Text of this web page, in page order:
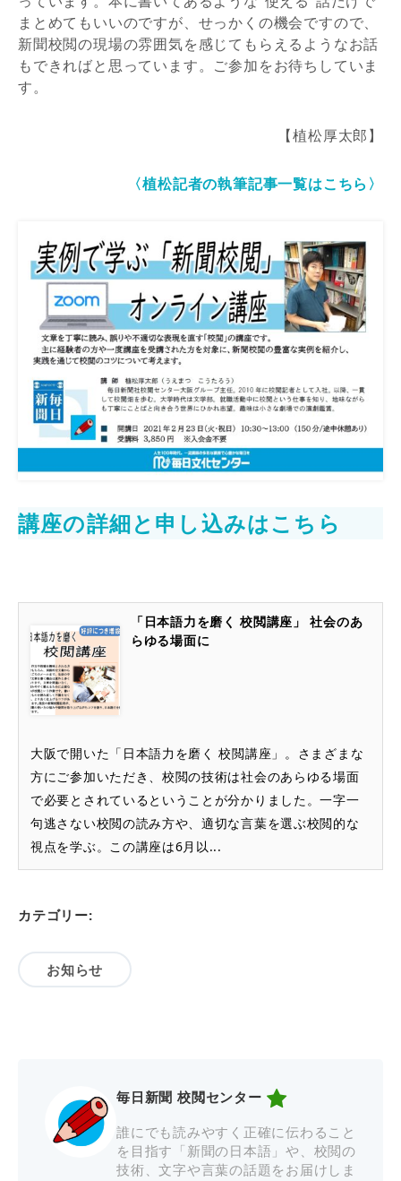
まとめてもいいのですが、せっかくの機会ですので、
新聞校閲の現場の雰囲気を感じてもらえるようなお話
もできればと思っています。ご参加をお待ちしていま
す。
【植松厚太郎】
〈植松記者の執筆記事一覧はこちら〉
講座の詳細と申し込みはこちら
「日本語力を磨く 校閲講座」 社会のあ
らゆる場面に
大阪で開いた「日本語力を磨く 校閲講座」。さまざまな
方にご参加いただき、校閲の技術は社会のあらゆる場面
で必要とされているということが分かりました。一字一
句逃さない校閲の読み方や、適切な言葉を選ぶ校閲的な
視点を学ぶ。この講座は6月以...
カテゴリー:
お知らせ
毎日新聞 校閲センター
誰にでも読みやすく正確に伝わること
を目指す「新聞の日本語」や、校閲の
技術、文字や言葉の話題をお届けしま